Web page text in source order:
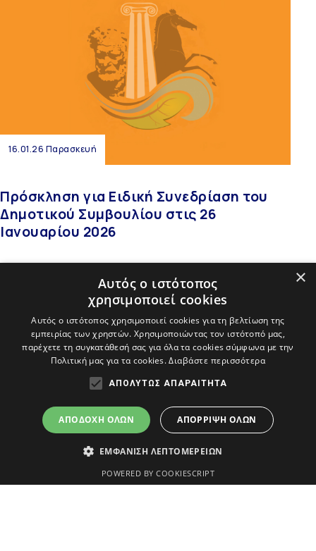
16.01.26 Παρασκευή
Πρόσκληση για Ειδική Συνεδρίαση του
Δημοτικού Συμβουλίου στις 26
Ιανουαρίου 2026
«»
ΔΗΜΟΣ ΑΒΔΗΡΩΝ
An
project
Επικοινωνία
Ο Δήμος
×
Αυτός ο ιστότοπος
χρησιμοποιεί cookies
Αυτός ο ιστότοπος χρησιμοποιεί cookies για τη βελτίωση της
εμπειρίας των χρηστών. Χρησιμοποιώντας τον ιστότοπό μας,
παρέχετε τη συγκατάθεσή σας για όλα τα cookies σύμφωνα με την
Πολιτική μας για τα cookies.Διαβάστε περισσότερα
ΑΠΟΛΎΤΩΣ ΑΠΑΡΑΊΤΗΤΑ
ΑΠΟΔΟΧΉ ΌΛΩΝ ΑΠΌΡΡΙΨΗ ΌΛΩΝ
ΕΜΦΆΝΙΣΗ ΛΕΠΤΟΜΕΡΕΙΏΝ
POWERED BY COOKIESCRIPT